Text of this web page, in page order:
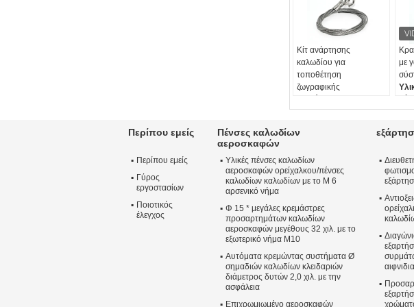
Κίτ ανάρτησης
καλωδίου για
τοποθέτηση
ζωγραφικής
ουσίες
Rec. σύρμα:
Ø1-1.8mm
επιφάνειας:
Χρωμικό / Σατέν
Ασημένιο
με
Περίπου εμείς
Περίπου εμείς
Γύρος
εργοστασίων
Ποιοτικός
έλεγχος
Πένσες καλωδίων
αεροσκαφών
Υλικές πένσες καλωδίων
αεροσκαφών ορείχαλκου/πένσες
καλωδίων καλωδίων με το Μ 6
αρσενικό νήμα
Φ 15 * μεγάλες κρεμάστρες
προσαρτημάτων καλωδίων
αεροσκαφών μεγέθους 32 χιλ. με το
εξωτερικό νήμα M10
Αυτόματα κρεμώντας συστήματα Ø
σημαδιών καλωδίων κλειδαριών
διάμετρος δυτών 2,0 χιλ. με την
ασφάλεια
Επιχρωμιωμένο αεροσκαφών